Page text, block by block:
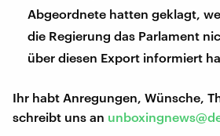
Abgeordnete hatten geklagt,
die Regierung das Parlament
über diesen Export informiert
Ihr habt Anregungen, Wünsche,
schreibt uns an